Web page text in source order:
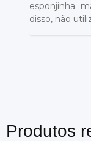
esponjinha
disso, não
Produtos